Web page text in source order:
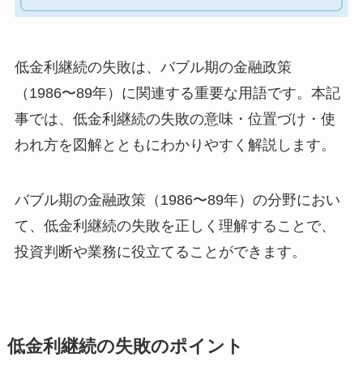
低金利継続の失敗は、バブル期の金融政策
（1986〜89年）に関連する重要な用語です。本記
事では、低金利継続の失敗の意味・位置づけ・使
われ方を図解とともにわかりやすく解説します。
バブル期の金融政策（1986〜89年）の分野におい
て、低金利継続の失敗を正しく理解することで、
投資判断や業務に役立てることができます。
低金利継続の失敗のポイント